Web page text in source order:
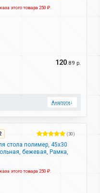
этого товара 250 ₽.
120 .89 р.
Аналоги↓
(30)
стола полимер, 45х30
бежевая, Рамка,
этого товара 250 ₽.